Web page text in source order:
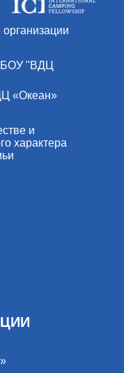
"ВДЦ
«Океан»
и
характера